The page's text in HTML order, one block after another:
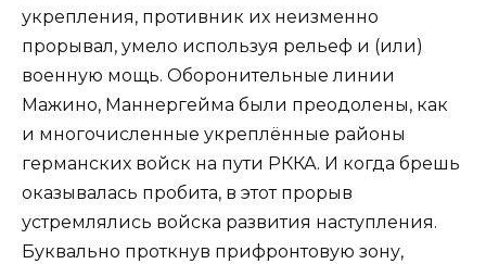
укрепления, противник их неизменно
прорывал, умело используя рельеф и (или)
военную мощь. Оборонительные линии
Мажино, Маннергейма были преодолены, как
и многочисленные укреплённые районы
германских войск на пути РККА. И когда брешь
оказывалась пробита, в этот прорыв
устремлялись войска развития наступления.
Буквально проткнув прифронтовую зону,